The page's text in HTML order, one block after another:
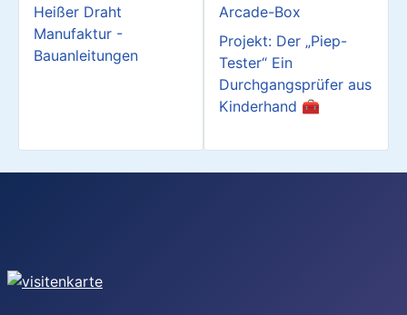
Heißer Draht
Manufaktur -
Bauanleitungen
Arcade-Box
Projekt: Der „Piep-
Tester“ Ein
Durchgangsprüfer aus
Kinderhand 🧰